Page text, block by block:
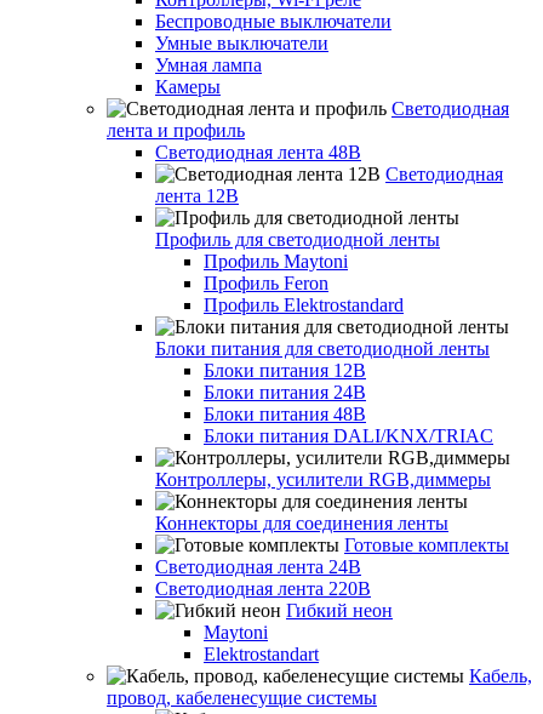
Беспроводные выключатели
Умные выключатели
Умная лампа
Камеры
Светодиодная
лента и профиль
Светодиодная лента 48В
Светодиодная
лента 12В
Профиль для светодиодной ленты
Профиль Maytoni
Профиль Feron
Профиль Elektrostandard
Блоки питания для светодиодной ленты
Блоки питания 12В
Блоки питания 24В
Блоки питания 48В
Блоки питания DALI/KNX/TRIAC
Контроллеры, усилители RGB,диммеры
Коннекторы для соединения ленты
Готовые комплекты
Светодиодная лента 24В
Светодиодная лента 220В
Гибкий неон
Maytoni
Elektrostandart
Кабель,
провод, кабеленесущие системы